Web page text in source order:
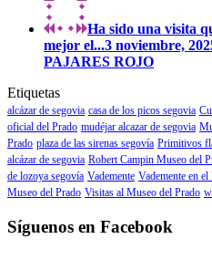
Ha sido una visita
mejor el...3 noviembre,
PAJARES ROJO
Etiquetas
alcázar de segovia casa de los picos segovia
oficial del Prado mudéjar alcazar de segovia
Prado plaza de las sirenas segovía Primitivos
alcázar de segovia Robert Campin Museo del
de lozoya segovía Vademente Vademente en el
Museo del Prado Visitas al Museo del Prado
Síguenos en Facebook